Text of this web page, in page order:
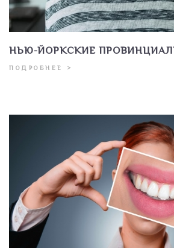
НЬЮ-ЙОРКСКИЕ
ПОДРОБНЕЕ >